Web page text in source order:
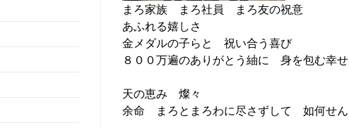
まろ家族 まろ社員 まろ友の祝意
あふれる嬉しさ
金メダルの子らと 祝い合う喜び
８００万遍のありがとう紬に 身を包む幸せ
天の恵み 燦々
余命 まろとまろわに尽さずして 如何せん